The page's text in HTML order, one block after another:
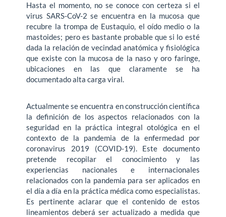
Hasta el momento, no se conoce con certeza si el
virus SARS-CoV-2 se encuentra en la mucosa que
recubre la trompa de Eustaquio, el oído medio o la
mastoides; pero es bastante probable que si lo esté
dada la relación de vecindad anatómica y fisiológica
que existe con la mucosa de la naso y oro faringe,
ubicaciones en las que claramente se ha
documentado alta carga viral.
Actualmente se encuentra en construcción científica
la definición de los aspectos relacionados con la
seguridad en la práctica integral otológica en el
contexto de la pandemia de la enfermedad por
coronavirus 2019 (COVID-19). Este documento
pretende recopilar el conocimiento y las
experiencias nacionales e internacionales
relacionados con la pandemia para ser aplicados en
el día a día en la práctica médica como especialistas.
Es pertinente aclarar que el contenido de estos
lineamientos deberá ser actualizado a medida que